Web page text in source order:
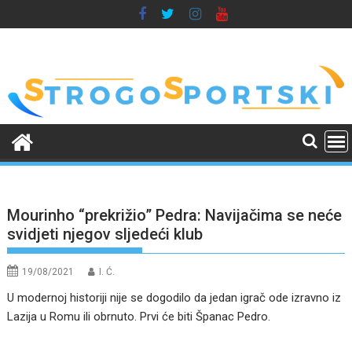
to
Mourinho “prekrižio” Pedra: Navijačima se neće
svidjeti njegov sljedeći klub
19/08/2021 I. Ć.
U modernoj historiji nije se dogodilo da jedan igrač ode izravno iz
Lazija u Romu ili obrnuto. Prvi će biti Španac Pedro.